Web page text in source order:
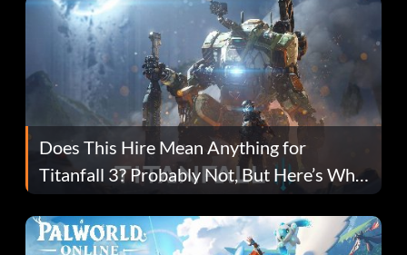
Does This Hire Mean Anything for
Titanfall 3? Probably Not, But Here’s Why
Fans Are Hopeful